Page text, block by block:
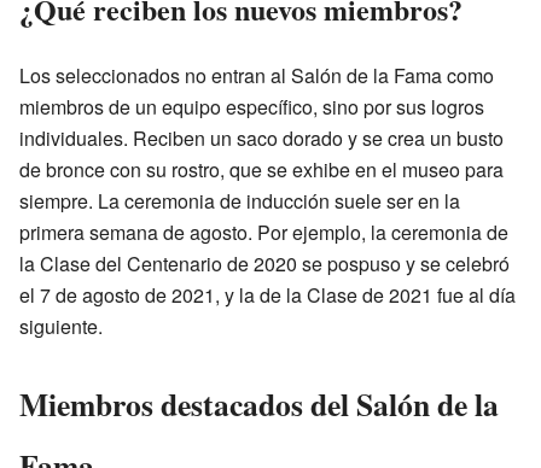
¿Qué reciben los nuevos miembros?
Los seleccionados no entran al Salón de la Fama como
miembros de un equipo específico, sino por sus logros
individuales. Reciben un saco dorado y se crea un busto
de bronce con su rostro, que se exhibe en el museo para
siempre. La ceremonia de inducción suele ser en la
primera semana de agosto. Por ejemplo, la ceremonia de
la Clase del Centenario de 2020 se pospuso y se celebró
el 7 de agosto de 2021, y la de la Clase de 2021 fue al día
siguiente.
Miembros destacados del Salón de la